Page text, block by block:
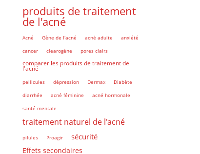
produits de traitement
de l'acné
Acné Gène de l'acné acné adulte
anxiété
cancer
clearogène pores clairs
comparer les produits de traitement de
l'acné
pellicules dépression Dermax
Diabète
diarrhée
acné féminine
acné hormonale
santé mentale
traitement naturel de l'acné
pilules Proagir sécurité
Effets secondaires